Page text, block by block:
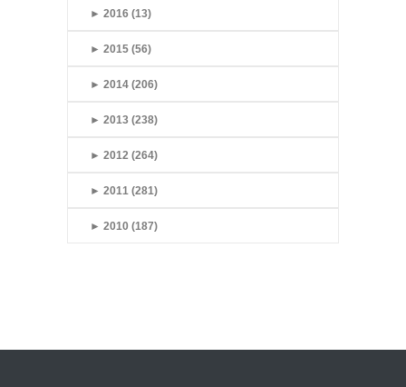
► 2016 (13)
► 2015 (56)
► 2014 (206)
► 2013 (238)
► 2012 (264)
► 2011 (281)
► 2010 (187)